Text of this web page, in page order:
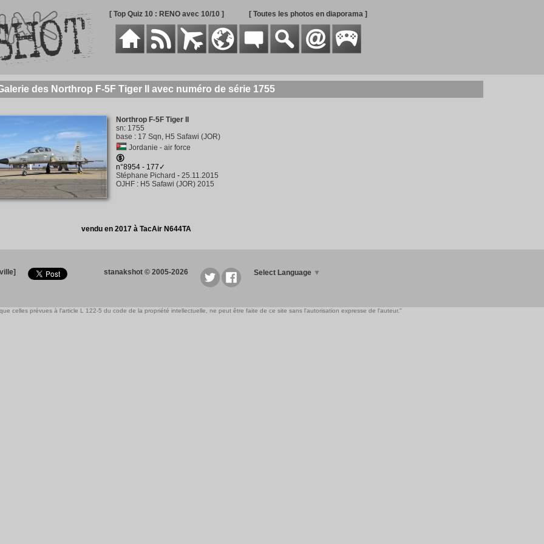
[ Top Quiz 10 : RENO avec 10/10 ] [ Toutes les photos en diaporama ]
des Northrop F-5F Tiger II avec numéro de série 1755
Northrop F-5F Tiger II
sn: 1755
base : 17 Sqn, H5 Safawi (JOR)
Jordanie - air force
n°8954 - 177✓
Stéphane Pichard - 25.11.2015
OJHF: H5 Safawi (JOR) 2015
vendu en 2017 à TacAir N644TA
stanakshot © 2005-2026 Select Language ▼
celles prévues à l'article L 122-5 du code de la propriété intellectuelle, ne peut être faite de ce site sans l'autorisation expresse de l'auteur."